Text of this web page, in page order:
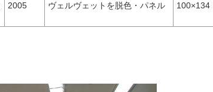
2005 ヴェルヴェットを脱色・パネル 100×134